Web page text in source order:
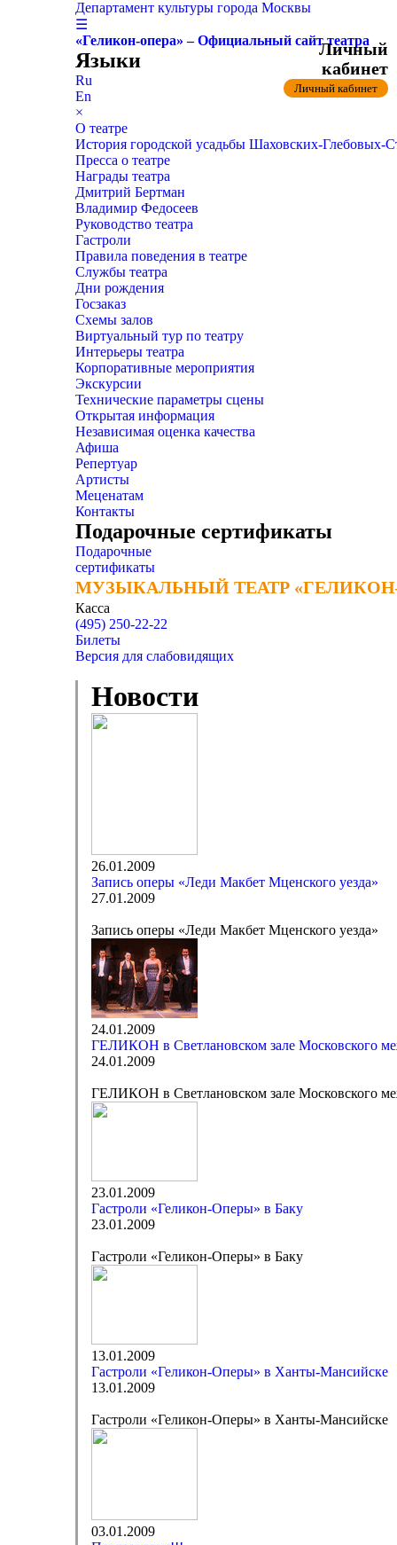
Департамент культуры города Москвы
☰
«Геликон-опера» – Официальный сайт театра
Языки
Ru
En
×
О театре
История городской усадьбы Шаховских-
Пресса о театре
Награды театра
Дмитрий Бертман
Владимир Федосеев
Руководство театра
Гастроли
Правила поведения в театре
Службы театра
Дни рождения
Госзаказ
Схемы залов
Виртуальный тур по театру
Интерьеры театра
Корпоративные мероприятия
Экскурсии
Технические параметры сцены
Открытая информация
Независимая оценка качества
Афиша
Репертуар
Артисты
Меценатам
Контакты
Подарочные сертификаты
Подарочные
сертификаты
МУЗЫКАЛЬНЫЙ ТЕАТР
МУЗЫКАЛЬНЫЙ ТЕАТР
Касса
(495) 250-22-22
Личный
кабинет
Личный кабинет
Билеты
Версия для слабовидящих
Новости
26.01.2009
Запись оперы «Леди Макбет Мценского уезда»
27.01.2009
Запись оперы «Леди Макбет Мценского уезда»
24.01.2009
ГЕЛИКОН в Светлановском зале Московского
24.01.2009
ГЕЛИКОН в Светлановском зале Московского
23.01.2009
Гастроли «Геликон-Оперы» в Баку
23.01.2009
Гастроли «Геликон-Оперы» в Баку
13.01.2009
Гастроли «Геликон-Оперы» в Ханты-Мансийске
13.01.2009
Гастроли «Геликон-Оперы» в Ханты-Мансийске
03.01.2009